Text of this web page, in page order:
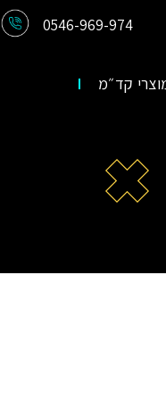
0546-969-974
קד״מ